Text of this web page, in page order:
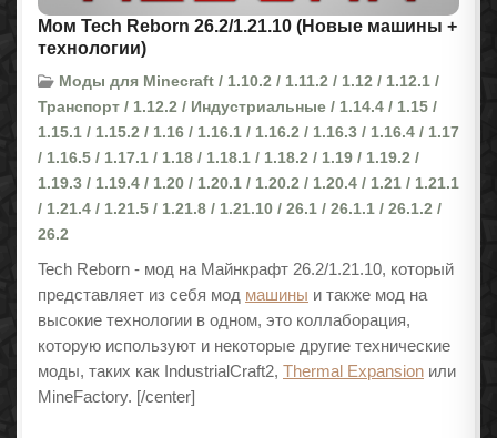
Мом Tech Reborn 26.2/1.21.10 (Новые машины +
технологии)
Моды для Minecraft / 1.10.2 / 1.11.2 / 1.12 / 1.12.1 /
Транспорт / 1.12.2 / Индустриальные / 1.14.4 / 1.15 /
1.15.1 / 1.15.2 / 1.16 / 1.16.1 / 1.16.2 / 1.16.3 / 1.16.4 / 1.17
/ 1.16.5 / 1.17.1 / 1.18 / 1.18.1 / 1.18.2 / 1.19 / 1.19.2 /
1.19.3 / 1.19.4 / 1.20 / 1.20.1 / 1.20.2 / 1.20.4 / 1.21 / 1.21.1
/ 1.21.4 / 1.21.5 / 1.21.8 / 1.21.10 / 26.1 / 26.1.1 / 26.1.2 /
26.2
Tech Reborn - мод на Майнкрафт 26.2/1.21.10, который
представляет из себя мод машины и также мод на
высокие технологии в одном, это коллаборация,
которую используют и некоторые другие технические
моды, таких как IndustrialCraft2, Thermal Expansion или
MineFactory. [/center]